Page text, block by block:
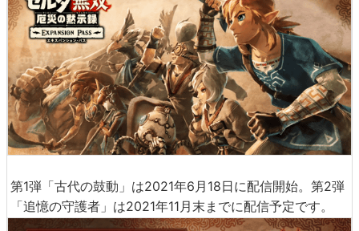
第1弾「古代の鼓動」は2021年6月18日に配信開始。第2弾
「追憶の守護者」は2021年11月末までに配信予定です。